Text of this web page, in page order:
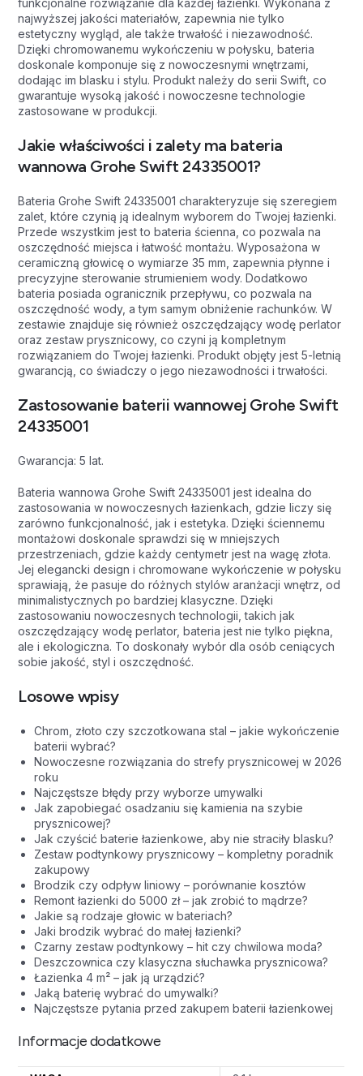
funkcjonalne rozwiązanie dla każdej łazienki. Wykonana z
najwyższej jakości materiałów, zapewnia nie tylko
estetyczny wygląd, ale także trwałość i niezawodność.
Dzięki chromowanemu wykończeniu w połysku, bateria
doskonale komponuje się z nowoczesnymi wnętrzami,
dodając im blasku i stylu. Produkt należy do serii Swift, co
gwarantuje wysoką jakość i nowoczesne technologie
zastosowane w produkcji.
Jakie właściwości i zalety ma bateria
wannowa Grohe Swift 24335001?
Bateria Grohe Swift 24335001 charakteryzuje się szeregiem
zalet, które czynią ją idealnym wyborem do Twojej łazienki.
Przede wszystkim jest to bateria ścienna, co pozwala na
oszczędność miejsca i łatwość montażu. Wyposażona w
ceramiczną głowicę o wymiarze 35 mm, zapewnia płynne i
precyzyjne sterowanie strumieniem wody. Dodatkowo
bateria posiada ogranicznik przepływu, co pozwala na
oszczędność wody, a tym samym obniżenie rachunków. W
zestawie znajduje się również oszczędzający wodę perlator
oraz zestaw prysznicowy, co czyni ją kompletnym
rozwiązaniem do Twojej łazienki. Produkt objęty jest 5-letnią
gwarancją, co świadczy o jego niezawodności i trwałości.
Zastosowanie baterii wannowej Grohe Swift
24335001
Gwarancja: 5 lat.
Bateria wannowa Grohe Swift 24335001 jest idealna do
zastosowania w nowoczesnych łazienkach, gdzie liczy się
zarówno funkcjonalność, jak i estetyka. Dzięki ściennemu
montażowi doskonale sprawdzi się w mniejszych
przestrzeniach, gdzie każdy centymetr jest na wagę złota.
Jej elegancki design i chromowane wykończenie w połysku
sprawiają, że pasuje do różnych stylów aranżacji wnętrz, od
minimalistycznych po bardziej klasyczne. Dzięki
zastosowaniu nowoczesnych technologii, takich jak
oszczędzający wodę perlator, bateria jest nie tylko piękna,
ale i ekologiczna. To doskonały wybór dla osób ceniących
sobie jakość, styl i oszczędność.
Losowe wpisy
Chrom, złoto czy szczotkowana stal – jakie wykończenie
baterii wybrać?
Nowoczesne rozwiązania do strefy prysznicowej w 2026
roku
Najczęstsze błędy przy wyborze umywalki
Jak zapobiegać osadzaniu się kamienia na szybie
prysznicowej?
Jak czyścić baterie łazienkowe, aby nie straciły blasku?
Zestaw podtynkowy prysznicowy – kompletny poradnik
zakupowy
Brodzik czy odpływ liniowy – porównanie kosztów
Remont łazienki do 5000 zł – jak zrobić to mądrze?
Jakie są rodzaje głowic w bateriach?
Jaki brodzik wybrać do małej łazienki?
Czarny zestaw podtynkowy – hit czy chwilowa moda?
Deszczownica czy klasyczna słuchawka prysznicowa?
Łazienka 4 m² – jak ją urządzić?
Jaką baterię wybrać do umywalki?
Najczęstsze pytania przed zakupem baterii łazienkowej
Informacje dodatkowe